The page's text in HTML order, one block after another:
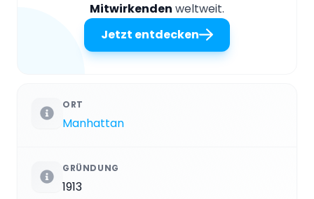
Mitwirkenden weltweit.
Jetzt entdecken
ORT
Manhattan
GRÜNDUNG
1913